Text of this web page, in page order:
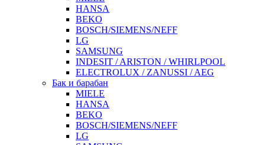
HANSA
BEKO
BOSCH/SIEMENS/NEFF
LG
SAMSUNG
INDESIT / ARISTON / WHIRLPOOL
ELECTROLUX / ZANUSSI / AEG
Бак и барабан
MIELE
HANSA
BEKO
BOSCH/SIEMENS/NEFF
LG